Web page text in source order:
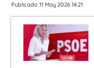
Publicado 11 May 2026 14:21